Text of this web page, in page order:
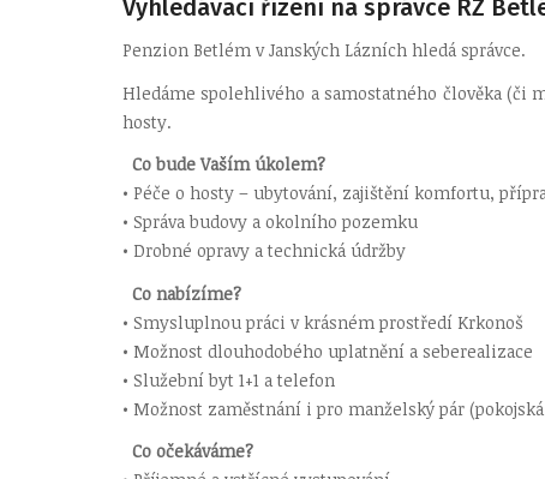
Vyhledávací řízení na správce RZ
Penzion Betlém v Janských Lázních hledá správce.
Hledáme spolehlivého a samostatného člověka (či
hosty.
Co bude Vaším úkolem?
• Péče o hosty – ubytování, zajištění komfortu,
• Správa budovy a okolního pozemku
• Drobné opravy a technická údržby
Co nabízíme?
• Smysluplnou práci v krásném prostředí Krkonoš
• Možnost dlouhodobého uplatnění a seberealizace
• Služební byt 1+1 a telefon
• Možnost zaměstnání i pro manželský pár
Co očekáváme?